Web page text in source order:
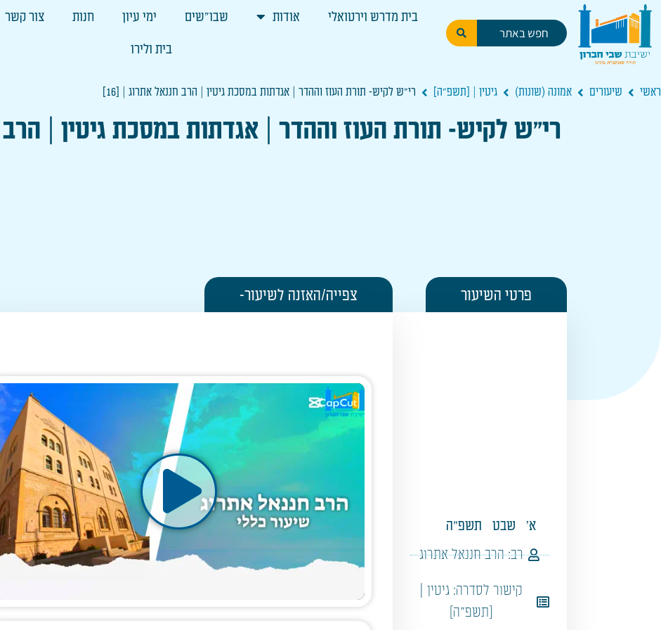
בית מדרש וירטואלי אודות שבו"שים ימי עיון חנות צור קשר
בית ולירו
ראשי שיעורים אמונה (שונות) גיטין | [תשפ"ה] רי"ש לקיש- תורת העוז וההדר | אגדתות במסכת גיטין | הרב חננאל אתרוג | [16]
רי"ש לקיש- תורת העוז וההדר | אגדתות במסכת גיטין | הרב
פרטי השיעור
א' שבט
תשפ"ה
רב: הרב חננאל אתרוג
קישור לסדרה: גיטין |
[תשפ"ה]
צפייה/האזנה לשיעור-